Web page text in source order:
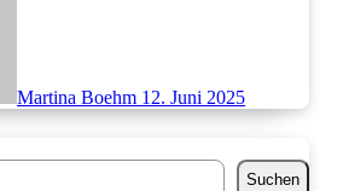
Martina Boehm 12. Juni 2025
Suchen